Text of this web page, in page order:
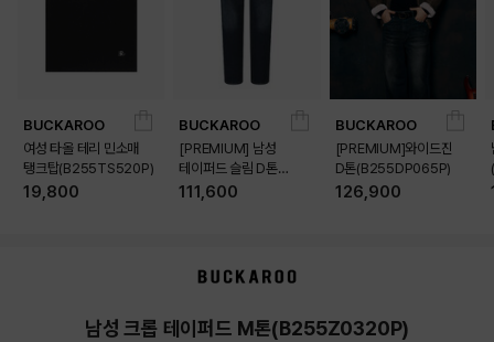
BUCKAROO
여성 타올 테리 민소매
탱크탑(B255TS520P)
19,800
BUCKAROO
[PREMIUM] 남성
테이퍼드 슬림 D톤
(B255DP160P)
111,600
BUCKAROO
[PREMIUM]와이드진
D톤(B255DP065P)
126,900
남성 크롭 테이퍼드 M톤(B255Z0320P)